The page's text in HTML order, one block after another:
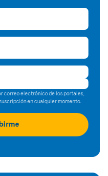
correo electrónico de los portales,
en cualquier momento.